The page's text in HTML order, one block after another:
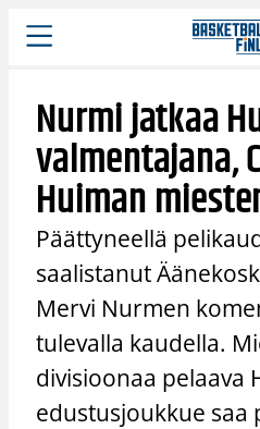
Siirry
sisältöön
Nurmi jatkaa
valmentajana,
Huiman
Päättyneellä
saalistanut
Mervi Nurmen
tulevalla kaudella.
divisioonaa pelaava
edustusjoukkue saa